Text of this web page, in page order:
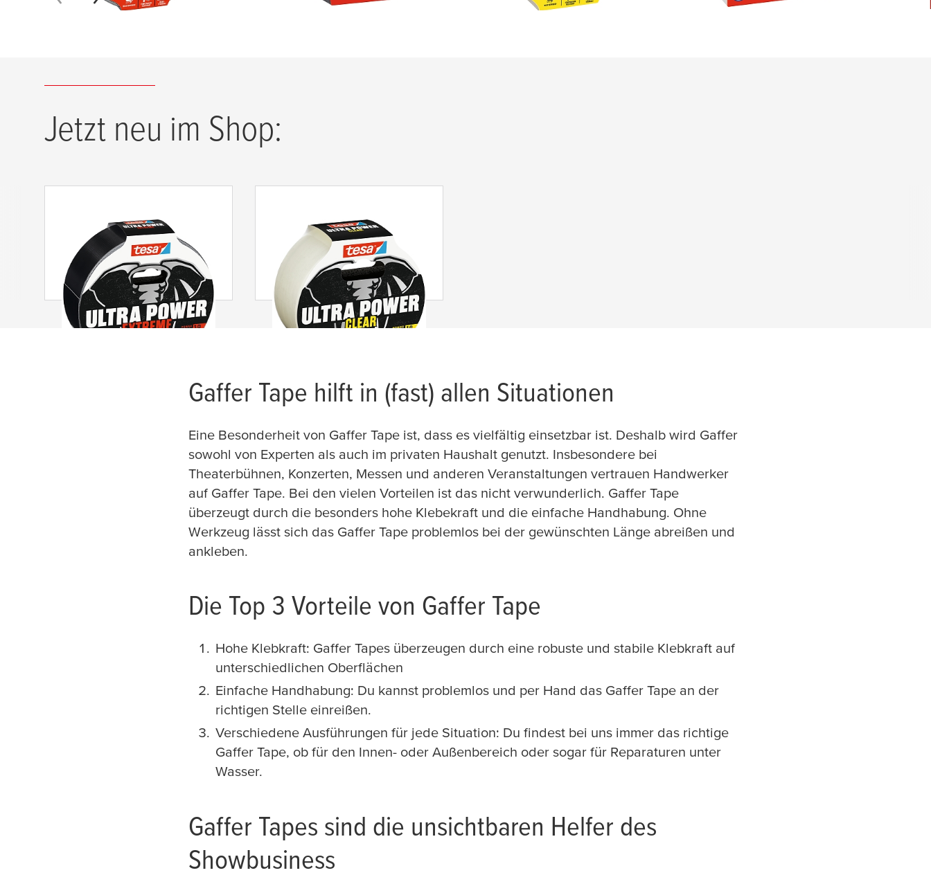
Jetzt neu im Shop:
tesa ® Ultra Power Extreme tesa ® Ultra Power Clear
Gaffer Tape hilft in (fast) allen Situationen
Eine Besonderheit von Gaffer Tape ist, dass es vielfältig einsetzbar ist. Deshalb wird Gaffer
sowohl von Experten als auch im privaten Haushalt genutzt. Insbesondere bei
Theaterbühnen, Konzerten, Messen und anderen Veranstaltungen vertrauen Handwerker
auf Gaffer Tape. Bei den vielen Vorteilen ist das nicht verwunderlich. Gaffer Tape
überzeugt durch die besonders hohe Klebekraft und die einfache Handhabung. Ohne
Werkzeug lässt sich das Gaffer Tape problemlos bei der gewünschten Länge abreißen und
ankleben.
Die Top 3 Vorteile von Gaffer Tape
Hohe Klebkraft: Gaffer Tapes überzeugen durch eine robuste und stabile Klebkraft auf
unterschiedlichen Oberflächen
Einfache Handhabung: Du kannst problemlos und per Hand das Gaffer Tape an der
richtigen Stelle einreißen.
Verschiedene Ausführungen für jede Situation: Du findest bei uns immer das richtige
Gaffer Tape, ob für den Innen- oder Außenbereich oder sogar für Reparaturen unter
Wasser.
Gaffer Tapes sind die unsichtbaren Helfer des
Showbusiness